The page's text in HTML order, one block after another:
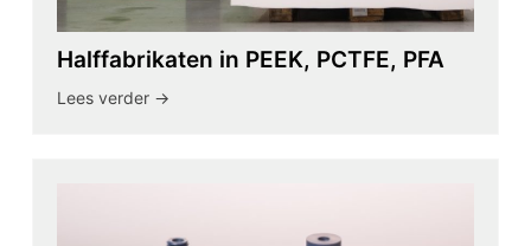
Halffabrikaten in PEEK, PCTFE, PFA
Lees verder ->